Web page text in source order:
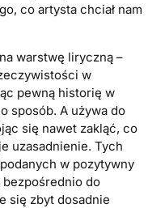
co artysta chciał nam
warstwę liryczną –
w
pewną historię w
sposób. A używa do
się nawet zakląć, co
uzasadnienie. Tych
w pozytywny
bezpośrednio do
się zbyt dosadnie